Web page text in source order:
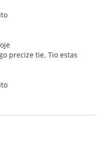
precize tie. Tio estas